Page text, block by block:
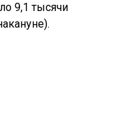
9,1 тысячи